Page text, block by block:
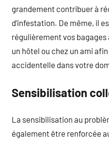
grandement contribuer à
d’infestation. De même, il
régulièrement vos
un hôtel ou chez un ami
accidentelle dans votre
Sensibilisation
La sensibilisation au
également être renforcée